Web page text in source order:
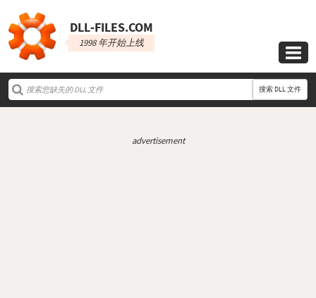
DLL‑FILES.COM
1998 年开始上线

搜索 DLL 文件
advertisement